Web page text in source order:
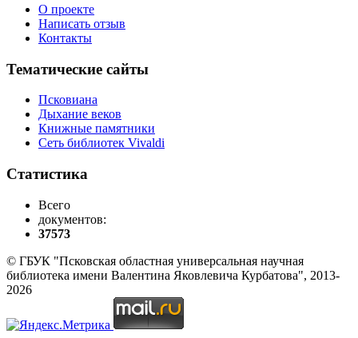
О проекте
Написать отзыв
Контакты
Тематические сайты
Псковиана
Дыхание веков
Книжные памятники
Сеть библиотек Vivaldi
Статистика
Всего
документов:
37573
© ГБУК "Псковская областная универсальная научная
библиотека имени Валентина Яковлевича Курбатова", 2013-
2026